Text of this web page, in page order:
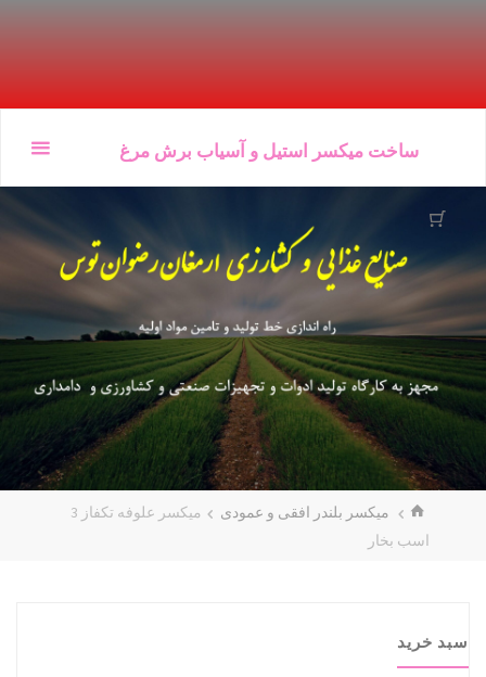
ساخت میکسر استیل و آسیاب برش مرغ
خانهمیکسر بلندر افقی و عمودی
میکسر علوفه تکفاز 3
اسب بخار
سبد خرید